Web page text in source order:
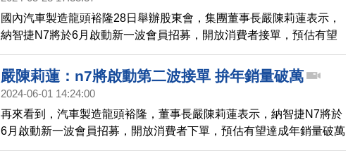
國內汽車製造龍頭裕隆28日舉辦股東會，集團董事長嚴陳莉蓮表示，
納智捷N7將於6月啟動新一波會員招募，開放消費者接單，預估有望
達成年銷量破萬的目標。
嚴陳莉蓮：n7將啟動第二波接單 拚年銷量破萬
2024-06-01 14:24:00
再來看到，汽車製造龍頭裕隆，董事長嚴陳莉蓮表示，納智捷N7將於
6月啟動新一波會員招募，開放消費者下單，預估有望達成年銷量破萬
的目標。